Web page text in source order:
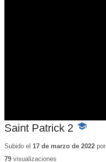
Saint Patrick 2 -
educativo
Subido el 17 de marzo de 2022por
79visualizaciones